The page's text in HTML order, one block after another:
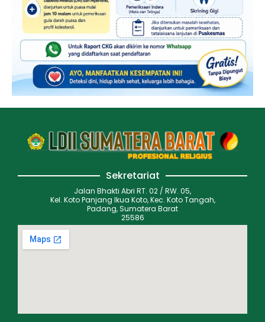
Sekretariat
Jalan Bhakti Abri RT. 02 / RW. 05,
Kel. Koto Panjang Ikua Koto, Kec. Koto Tangah,
Padang, Sumatera Barat
25586